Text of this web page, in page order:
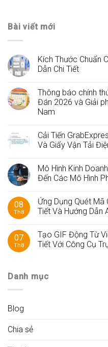
Bài viết mới
Kích Thước Chuẩn
Dẫn Chi Tiết
Thông báo chính
Đán 2026 và Giải
Nam
Cải Tiến
Và Giấy Vận Tải
Mô Hình Kinh
Đến Các Mô Hình
08
Th8
Ứng Dụng Quét Mã
Tiết Và Hướng Dẫn
07
Th8
Tạo GIF Động Từ
Tiết Với Công Cụ
Danh mục
Blog
Chia sẻ